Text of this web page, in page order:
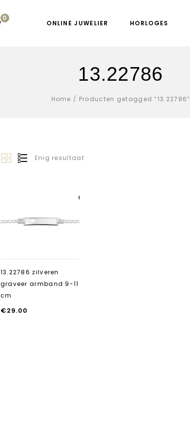
0
ONLINE JUWELIER HORLOGES
13.22786
Home / Producten getagged “13.22786”
Enig resultaat
13.22786 zilveren
graveer armband 9-11
cm
€29.00